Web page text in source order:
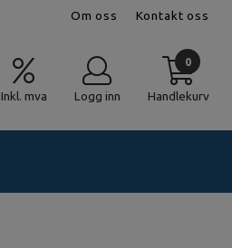
Om oss Kontakt oss
Inkl. mva Logg inn
0
Handlekurv